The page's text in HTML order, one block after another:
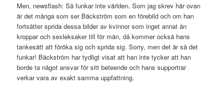
Men, newsflash: Så funkar inte världen. Som jag skrev här ovan
är det många som ser Bäckström som en förebild och om han
fortsätter sprida dessa bilder av kvinnor som inget annat än
kroppar och sexleksaker till för män, då kommer också hans
tankesätt att föröka sig och sprida sig. Sorry, men det är så det
funkar! Bäckström har tydligt visat att han inte tycker att han
borde ta något ansvar för sitt beteende och hans supportrar
verkar vara av exakt samma uppfattning.